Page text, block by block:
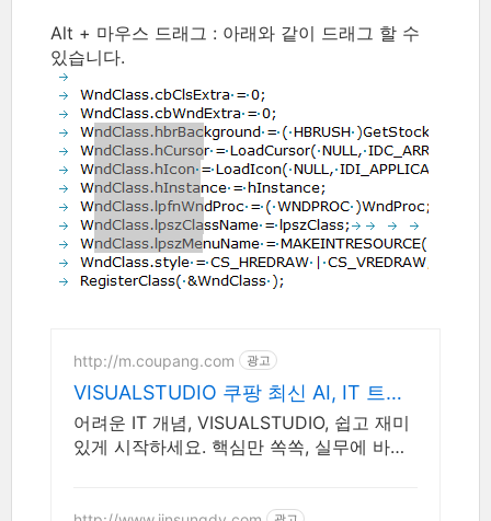
Alt + 마우스 드래그 : 아래와 같이 드래그 할 수
있습니다.
http://m.coupang.com 광고
VISUALSTUDIO 쿠팡 최신 AI, IT 트렌
드
어려운 IT 개념, VISUALSTUDIO, 쉽고 재미
있게 시작하세요. 핵심만 쏙쏙, 실무에 바로